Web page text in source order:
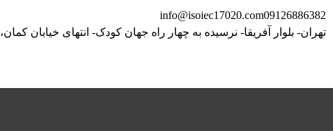
09126886382
info@isoiec17020.com
تهران- بلوار آفریقا- نرسیده به چهار راه جهان کودک- انتهای خیابان کمان،